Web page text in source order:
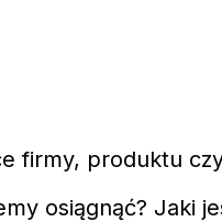
firmy, produktu
osiągnąć? Jaki